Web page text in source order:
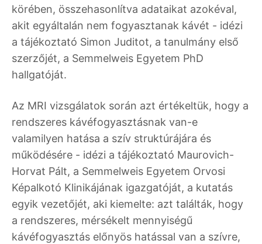
körében, összehasonlítva adataikat azokéval,
akit egyáltalán nem fogyasztanak kávét - idézi
a tájékoztató Simon Juditot, a tanulmány első
szerzőjét, a Semmelweis Egyetem PhD
hallgatóját.
Az MRI vizsgálatok során azt értékeltük, hogy a
rendszeres kávéfogyasztásnak van-e
valamilyen hatása a szív struktúrájára és
működésére - idézi a tájékoztató Maurovich-
Horvat Pált, a Semmelweis Egyetem Orvosi
Képalkotó Klinikájának igazgatóját, a kutatás
egyik vezetőjét, aki kiemelte: azt találták, hogy
a rendszeres, mérsékelt mennyiségű
kávéfogyasztás előnyös hatással van a szívre,